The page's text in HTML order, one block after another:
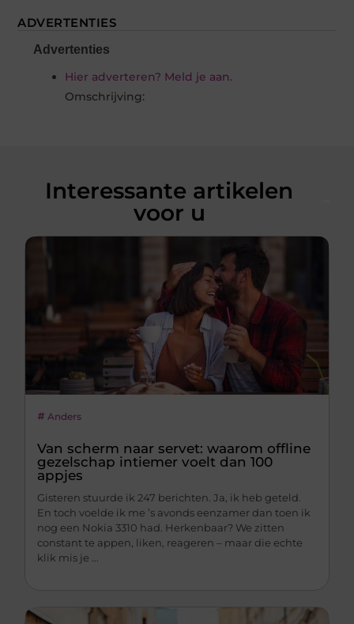
ADVERTENTIES
Advertenties
Hier adverteren? Meld je aan.
Omschrijving:
Interessante artikelen
voor u
Anders
Van scherm naar servet: waarom offline
gezelschap intiemer voelt dan 100
appjes
Gisteren stuurde ik 247 berichten. Ja, ik heb geteld.
En toch voelde ik me ’s avonds eenzamer dan toen ik
nog een Nokia 3310 had. Herkenbaar? We zitten
constant te appen, liken, reageren – maar die echte
klik mis je ...